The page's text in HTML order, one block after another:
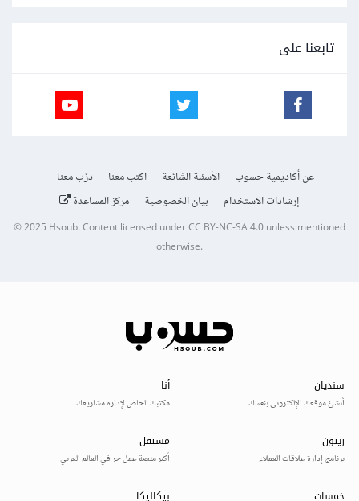
تابعنا على
عن أكاديمية حسوب الأسئلة الشائعة اكتب معنا
درّب معنا
إرشادات الاستخدام
بيان الخصوصية مركز المساعدة
© 2025Hsoub.Content licensed underCC BY-NC-SA 4.0unless mentioned
otherwise.